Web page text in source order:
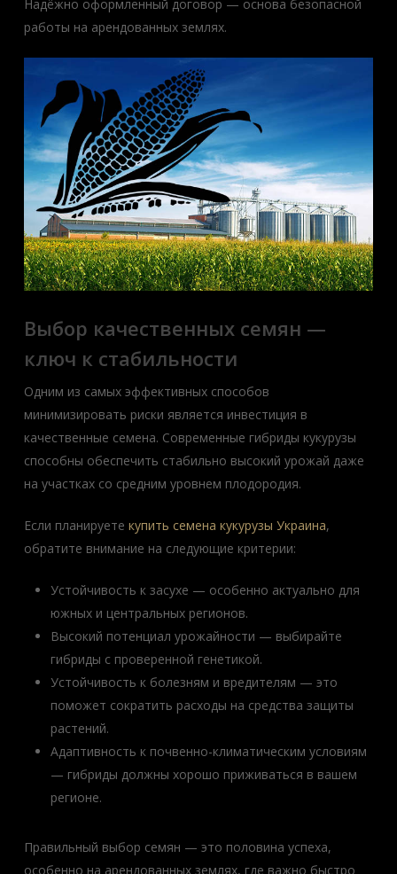
Надёжно оформленный договор — основа безопасной
работы на арендованных землях.
Выбор качественных семян —
ключ к стабильности
Одним из самых эффективных способов
минимизировать риски является инвестиция в
качественные семена. Современные гибриды кукурузы
способны обеспечить стабильно высокий урожай даже
на участках со средним уровнем плодородия.
Если планируете купить семена кукурузы Украина,
обратите внимание на следующие критерии:
Устойчивость к засухе — особенно актуально для
южных и центральных регионов.
Высокий потенциал урожайности — выбирайте
гибриды с проверенной генетикой.
Устойчивость к болезням и вредителям — это
поможет сократить расходы на средства защиты
растений.
Адаптивность к почвенно-климатическим условиям
— гибриды должны хорошо приживаться в вашем
регионе.
Правильный выбор семян — это половина успеха,
особенно на арендованных землях, где важно быстро